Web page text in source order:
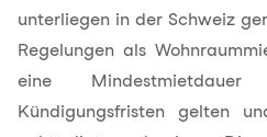
unterliegen in der Schweiz
Regelungen als
eine
Kündigungsfristen gelten